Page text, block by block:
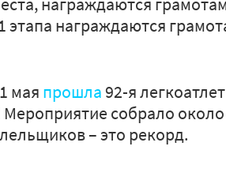
этапа награждаются
мая прошла 92-я
собрало
– это рекорд.